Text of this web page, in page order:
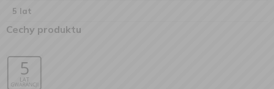
5 lat
Cechy produktu